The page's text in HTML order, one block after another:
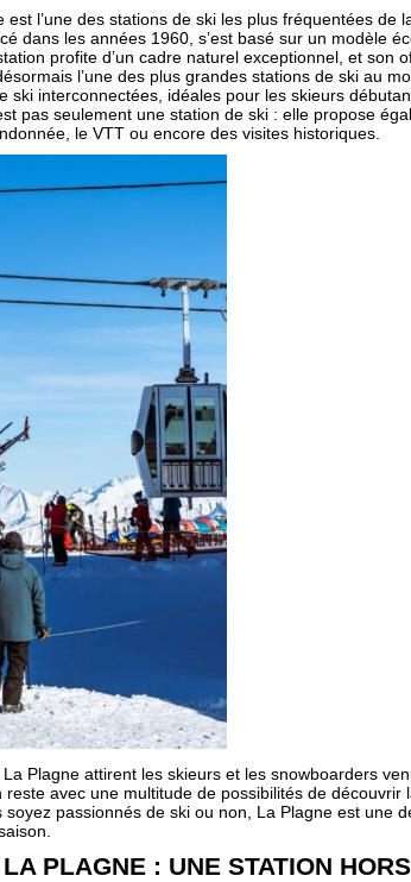
est l’une des stations de ski les plus fréquentées de
dans les années 1960, s’est basé sur un modèle
profite d’un cadre naturel exceptionnel, et son
l’une des plus grandes stations de ski au
ski interconnectées, idéales pour les skieurs
pas seulement une station de ski : elle propose
le VTT ou encore des visites historiques.
Plagne attirent les skieurs et les snowboarders
reste avec une multitude de possibilités de découvrir
passionnés de ski ou non, La Plagne est une
PLAGNE : UNE STATION